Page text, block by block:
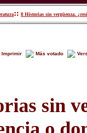
:: 8 Historias sin vergüenza.
Imprimir Más votado
sin